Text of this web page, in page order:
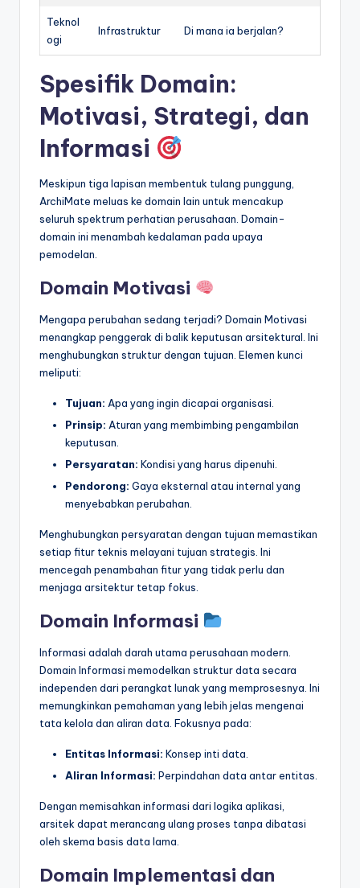
Teknol
ogi
Infrastruktur Di mana ia berjalan?
Spesifik Domain:
Motivasi, Strategi, dan
Informasi
Meskipun tiga lapisan membentuk tulang punggung,
ArchiMate meluas ke domain lain untuk mencakup
seluruh spektrum perhatian perusahaan. Domain-
domain ini menambah kedalaman pada upaya
pemodelan.
Domain Motivasi
Mengapa perubahan sedang terjadi? Domain Motivasi
menangkap penggerak di balik keputusan arsitektural. Ini
menghubungkan struktur dengan tujuan. Elemen kunci
meliputi:
Tujuan: Apa yang ingin dicapai organisasi.
Prinsip: Aturan yang membimbing pengambilan
keputusan.
Persyaratan: Kondisi yang harus dipenuhi.
Pendorong: Gaya eksternal atau internal yang
menyebabkan perubahan.
Menghubungkan persyaratan dengan tujuan memastikan
setiap fitur teknis melayani tujuan strategis. Ini
mencegah penambahan fitur yang tidak perlu dan
menjaga arsitektur tetap fokus.
Domain Informasi
Informasi adalah darah utama perusahaan modern.
Domain Informasi memodelkan struktur data secara
independen dari perangkat lunak yang memprosesnya. Ini
memungkinkan pemahaman yang lebih jelas mengenai
tata kelola dan aliran data. Fokusnya pada:
Entitas Informasi: Konsep inti data.
Aliran Informasi: Perpindahan data antar entitas.
Dengan memisahkan informasi dari logika aplikasi,
arsitek dapat merancang ulang proses tanpa dibatasi
oleh skema basis data lama.
Domain Implementasi dan